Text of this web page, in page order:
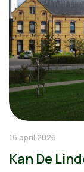
16 april 2026
Kan De